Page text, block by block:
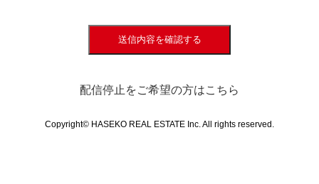
送信内容を確認する
配信停止をご希望の方はこちら
Copyright© HASEKO REAL ESTATE Inc. All rights reserved.